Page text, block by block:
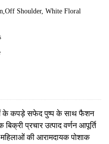
Shoulder, White Floral
के कपड़े सफेद पुष्प के साथ फैशन
प्रचार उत्पाद वर्णन आपूर्ति
की आरामदायक पोशाक